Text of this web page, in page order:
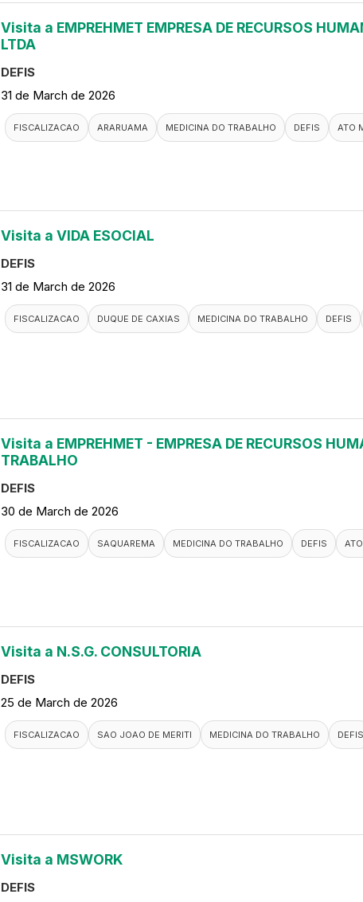
Visita a EMPREHMET EMPRESA DE RECURSOS
LTDA
DEFIS
31 de March de 2026
FISCALIZACAO ARARUAMA MEDICINA DO TRABALHO DEFIS ATO
Visita a VIDA ESOCIAL
DEFIS
31 de March de 2026
FISCALIZACAO DUQUE DE CAXIAS MEDICINA DO TRABALHO DEFIS
Visita a EMPREHMET - EMPRESA DE RECURSOS
TRABALHO
DEFIS
30 de March de 2026
FISCALIZACAO SAQUAREMA MEDICINA DO TRABALHO DEFIS
Visita a N.S.G. CONSULTORIA
DEFIS
25 de March de 2026
FISCALIZACAO SAO JOAO DE MERITI MEDICINA DO TRABALHO DEFIS
Visita a MSWORK
DEFIS